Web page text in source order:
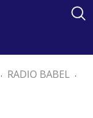
. RADIO BABEL .